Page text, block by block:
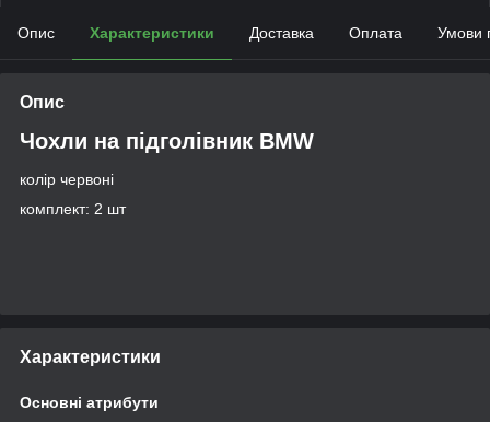
Опис Характеристики Доставка Оплата Умови
Опис
Чохли на підголівник BMW
колір червоні
комплект: 2 шт
Характеристики
Основні атрибути